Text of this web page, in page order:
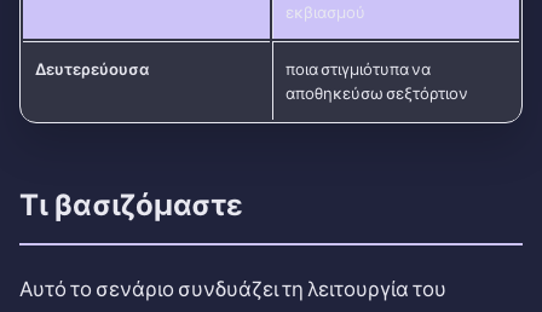
εκβιασμού
Δευτερεύουσα
ποια στιγμιότυπα να
αποθηκεύσω σεξτόρτιον
Τι βασιζόμαστε
Αυτό το σενάριο συνδυάζει τη λειτουργία του